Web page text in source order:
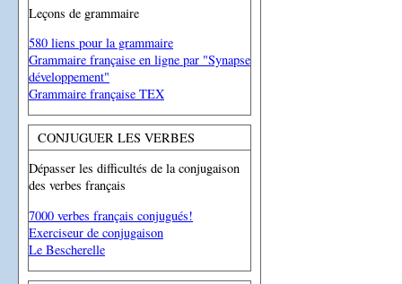
Leçons de grammaire
580 liens pour la grammaire
Grammaire française en ligne par "Synapse
développement"
Grammaire française TEX
CONJUGUER LES VERBES
Dépasser les difficultés de la conjugaison
des verbes français
7000 verbes français conjugués!
Exerciseur de conjugaison
Le Bescherelle